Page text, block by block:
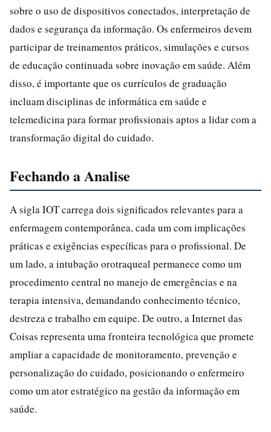
sobre o uso de dispositivos conectados, interpretação de
dados e segurança da informação. Os enfermeiros devem
participar de treinamentos práticos, simulações e cursos
de educação continuada sobre inovação em saúde. Além
disso, é importante que os currículos de graduação
incluam disciplinas de informática em saúde e
telemedicina para formar profissionais aptos a lidar com a
transformação digital do cuidado.
Fechando a Analise
A sigla IOT carrega dois significados relevantes para a
enfermagem contemporânea, cada um com implicações
práticas e exigências específicas para o profissional. De
um lado, a intubação orotraqueal permanece como um
procedimento central no manejo de emergências e na
terapia intensiva, demandando conhecimento técnico,
destreza e trabalho em equipe. De outro, a Internet das
Coisas representa uma fronteira tecnológica que promete
ampliar a capacidade de monitoramento, prevenção e
personalização do cuidado, posicionando o enfermeiro
como um ator estratégico na gestão da informação em
saúde.